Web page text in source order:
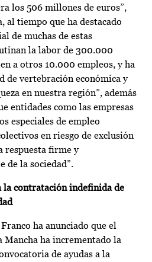
los 506 millones de euros”,
al tiempo que ha destacado
de muchas de estas
la labor de 300.000
a otros 10.000 empleos, y ha
de vertebración económica y
en nuestra región”, además
entidades como las empresas
especiales de empleo
en riesgo de exclusión
respuesta firme y
de la sociedad”.
la contratación indefinida de
ha anunciado que el
ha incrementado la
de ayudas a la